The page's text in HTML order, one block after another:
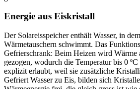
Energie aus Eiskristall
Der Solareisspeicher enthält Wasser, in
Wärmetauschern schwimmt. Das
Gefrierschrank: Beim Heizen wird Wärme
gezogen, wodurch die Temperatur bis 0
explizit erlaubt, weil sie zusätzliche
Gefriert Wasser zu Eis, bilden sich